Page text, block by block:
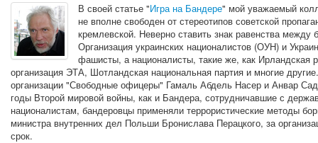
В своей статье "Игра на Бандере" мой уважаемый
не вполне свободен от стереотипов советской
кремлевской. Неверно ставить знак равенства
Организация украинских националистов (ОУН) и
фашисты, а националисты, такие же, как Ирландская
организация ЭТА, Шотландская национальная партия и многие
организации "Свободные офицеры" Гамаль Абдель Насер и Анвар
годы Второй мировой войны, как и Бандера, сотрудничавшие с
националистам, бандеровцы применяли террористические методы
министра внутренних дел Польши Бронислава Перацкого, за
срок.